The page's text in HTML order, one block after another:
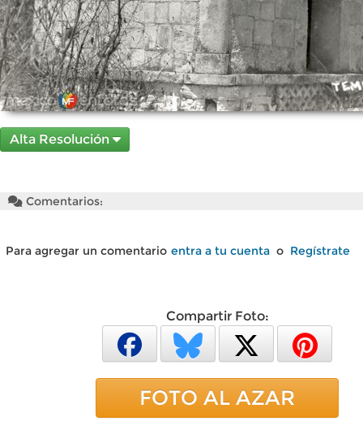
Alta Resolución
Comentarios:
Para agregar un comentario entra a tu cuenta o Regístrate
Compartir Foto:
FOTO AL AZAR